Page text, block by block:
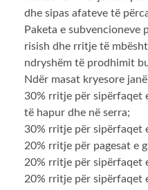
dhe sipas afateve të
Paketa e subvencioneve
risish dhe rritje të
ndryshëm të prodhimit
Ndër masat kryesore
30% rritje për sipërfaqet
të hapur dhe në serra;
30% rritje për sipërfaqet
20% rritje për pagesat e
20% rritje për sipërfaqet
20% rritje për sipërfaqet